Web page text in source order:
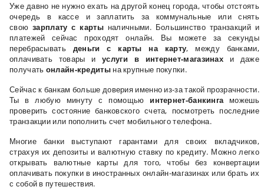
Уже давно не нужно ехать на другой конец города, чтобы отстоять
очередь в кассе и заплатить за коммунальные или снять
своюзарплату с картыналичными. Большинство транзакций и
платежей сейчас проходят онлайн. Вы можете за секунды
перебрасыватьденьги с карты на карту, между банками,
оплачивать товары иуслуги в интернет-магазинах и даже
получать онлайн-кредитына крупные покупки.
Сейчас к банкам больше доверия именно из-за такой прозрачности.
Ты в любую минуту с помощью интернет-банкингаможешь
проверить состояние банковского счета, посмотреть последние
транзакции или пополнить счет мобильного телефона.
Многие банки выступают гарантами для своих вкладчиков,
страхуя их депозиты и валютную ставку по кредиту. Можно легко
открывать валютные карты для того, чтобы без конвертации
оплачивать покупки в иностранных онлайн-магазинах или брать их
с собой в путешествия.